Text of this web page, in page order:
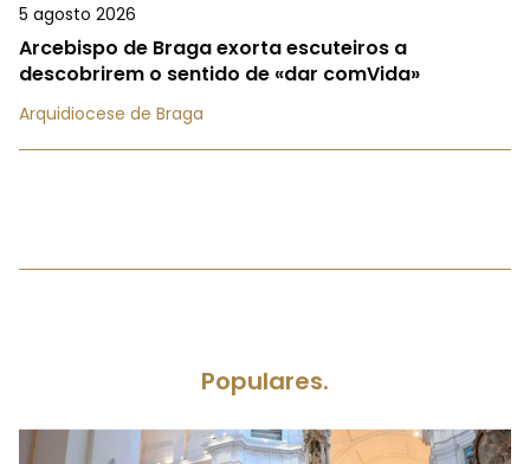
5 agosto 2026
Arcebispo de Braga exorta escuteiros a
descobrirem o sentido de «dar comVida»
Arquidiocese de Braga
Populares.